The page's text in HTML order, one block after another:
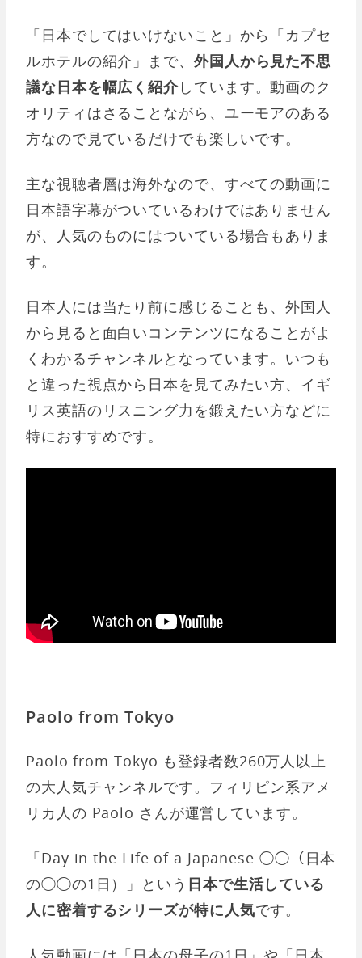
「日本でしてはいけないこと」から「カプセ
ルホテルの紹介」まで、 外国人から見た不思
議な日本を幅広く紹介しています。動画のク
オリティはさることながら、ユーモアのある
方なので見ているだけでも楽しいです。
主な視聴者層は海外なので、すべての動画に
日本語字幕がついているわけではありません
が、人気のものにはついている場合もありま
す。
日本人には当たり前に感じることも、外国人
から見ると面白いコンテンツになることがよ
くわかるチャンネルとなっています。いつも
と違った視点から日本を見てみたい方、イギ
リス英語のリスニング力を鍛えたい方などに
特におすすめです。
Paolo from Tokyo
Paolo from Tokyo も登録者数260万人以上
の大人気チャンネルです。フィリピン系アメ
リカ人の Paolo さんが運営しています。
「Day in the Life of a Japanese ◯◯（日本
の◯◯の1日）」という 日本で生活している
人に密着するシリーズが特に人気です。